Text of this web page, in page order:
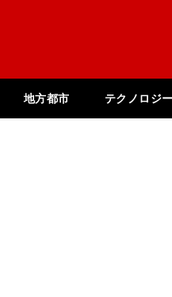
地方都市 テクノロジ